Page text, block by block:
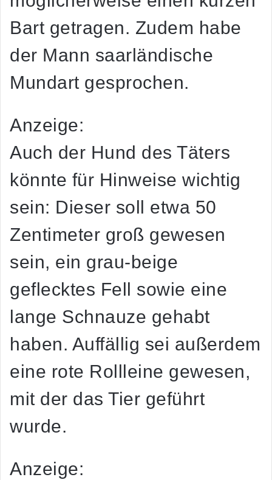
Bart getragen. Zudem habe
der Mann saarländische
Mundart gesprochen.
Anzeige:
Auch der Hund des Täters
könnte für Hinweise wichtig
sein: Dieser soll etwa 50
Zentimeter groß gewesen
sein, ein grau-beige
geflecktes Fell sowie eine
lange Schnauze gehabt
haben. Auffällig sei außerdem
eine rote Rollleine gewesen,
mit der das Tier geführt
wurde.
Anzeige: